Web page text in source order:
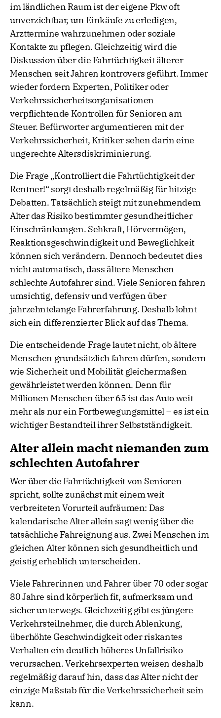
im ländlichen Raum ist der eigene Pkw oft
unverzichtbar, um Einkäufe zu erledigen,
Arzttermine wahrzunehmen oder soziale
Kontakte zu pflegen. Gleichzeitig wird die
Diskussion über die Fahrtüchtigkeit älterer
Menschen seit Jahren kontrovers geführt. Immer
wieder fordern Experten, Politiker oder
Verkehrssicherheitsorganisationen
verpflichtende Kontrollen für Senioren am
Steuer. Befürworter argumentieren mit der
Verkehrssicherheit, Kritiker sehen darin eine
ungerechte Altersdiskriminierung.
Die Frage „Kontrolliert die Fahrtüchtigkeit der
Rentner!“ sorgt deshalb regelmäßig für hitzige
Debatten. Tatsächlich steigt mit zunehmendem
Alter das Risiko bestimmter gesundheitlicher
Einschränkungen. Sehkraft, Hörvermögen,
Reaktionsgeschwindigkeit und Beweglichkeit
können sich verändern. Dennoch bedeutet dies
nicht automatisch, dass ältere Menschen
schlechte Autofahrer sind. Viele Senioren fahren
umsichtig, defensiv und verfügen über
jahrzehntelange Fahrerfahrung. Deshalb lohnt
sich ein differenzierter Blick auf das Thema.
Die entscheidende Frage lautet nicht, ob ältere
Menschen grundsätzlich fahren dürfen, sondern
wie Sicherheit und Mobilität gleichermaßen
gewährleistet werden können. Denn für
Millionen Menschen über 65 ist das Auto weit
mehr als nur ein Fortbewegungsmittel – es ist ein
wichtiger Bestandteil ihrer Selbstständigkeit.
Alter allein macht niemanden zum
schlechten Autofahrer
Wer über die Fahrtüchtigkeit von Senioren
spricht, sollte zunächst mit einem weit
verbreiteten Vorurteil aufräumen: Das
kalendarische Alter allein sagt wenig über die
tatsächliche Fahreignung aus. Zwei Menschen im
gleichen Alter können sich gesundheitlich und
geistig erheblich unterscheiden.
Viele Fahrerinnen und Fahrer über 70 oder sogar
80 Jahre sind körperlich fit, aufmerksam und
sicher unterwegs. Gleichzeitig gibt es jüngere
Verkehrsteilnehmer, die durch Ablenkung,
überhöhte Geschwindigkeit oder riskantes
Verhalten ein deutlich höheres Unfallrisiko
verursachen. Verkehrsexperten weisen deshalb
regelmäßig darauf hin, dass das Alter nicht der
einzige Maßstab für die Verkehrssicherheit sein
kann.